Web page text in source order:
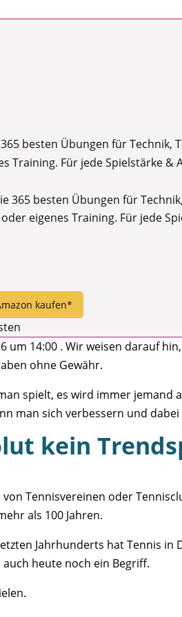
besten Übungen für
Training. Für jede Spielstärke &
365 besten Übungen für
eigenes Training. Für jede
kaufen*
um 14:00 . Wir weisen darauf
ohne Gewähr.
spielt, es wird immer jemand
man sich verbessern und dabei
kein
Tennisvereinen oder
als 100 Jahren.
Jahrhunderts hat Tennis
heute noch ein Begriff.